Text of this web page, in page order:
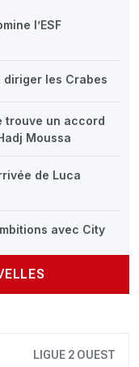
l’ESF
diriger les Crabes
trouve un accord
Moussa
de Luca
avec City
LIGUE 2 OUEST